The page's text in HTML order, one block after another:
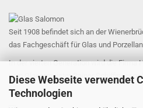
Diese Webseite verwendet
Technologien
Seit 1908 befindet sich an der
das Fachgeschäft für Glas und
In der vierten Generation wird die Firma
vom Glasermeister Rainer Schiffinger